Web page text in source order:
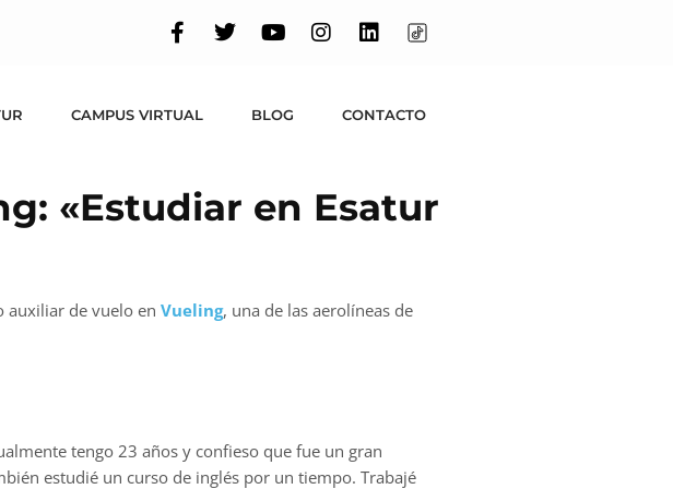
CAMPUS VIRTUAL BLOG CONTACTO
«Estudiar en Esatur
auxiliar de vuelo en Vueling, una de las aerolíneas de
tengo 23 años y confieso que fue un gran
estudié un curso de inglés por un tiempo. Trabajé